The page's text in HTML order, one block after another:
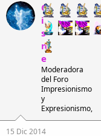
C
i
s
n
e
Moderadora
del Foro
Impresionismo
y
Expresionismo,
15 Dic 2014